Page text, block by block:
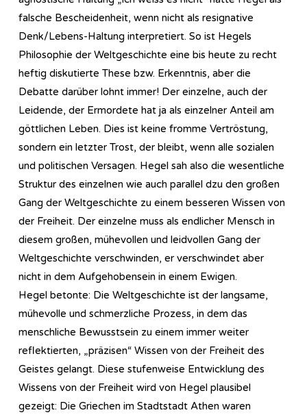
falsche Bescheidenheit, wenn nicht als resignative
Denk/Lebens-Haltung interpretiert. So ist Hegels
Philosophie der Weltgeschichte eine bis heute zu recht
heftig diskutierte These bzw. Erkenntnis, aber die
Debatte darüber lohnt immer! Der einzelne, auch der
Leidende, der Ermordete hat ja als einzelner Anteil am
göttlichen Leben. Dies ist keine fromme Vertröstung,
sondern ein letzter Trost, der bleibt, wenn alle sozialen
und politischen Versagen. Hegel sah also die wesentliche
Struktur des einzelnen wie auch parallel dzu den großen
Gang der Weltgeschichte zu einem besseren Wissen von
der Freiheit. Der einzelne muss als endlicher Mensch in
diesem großen, mühevollen und leidvollen Gang der
Weltgeschichte verschwinden, er verschwindet aber
nicht in dem Aufgehobensein in einem Ewigen.
Hegel betonte: Die Weltgeschichte ist der langsame,
mühevolle und schmerzliche Prozess, in dem das
menschliche Bewusstsein zu einem immer weiter
reflektierten, „präzisen“ Wissen von der Freiheit des
Geistes gelangt. Diese stufenweise Entwicklung des
Wissens von der Freiheit wird von Hegel plausibel
gezeigt: Die Griechen im Stadtstadt Athen waren